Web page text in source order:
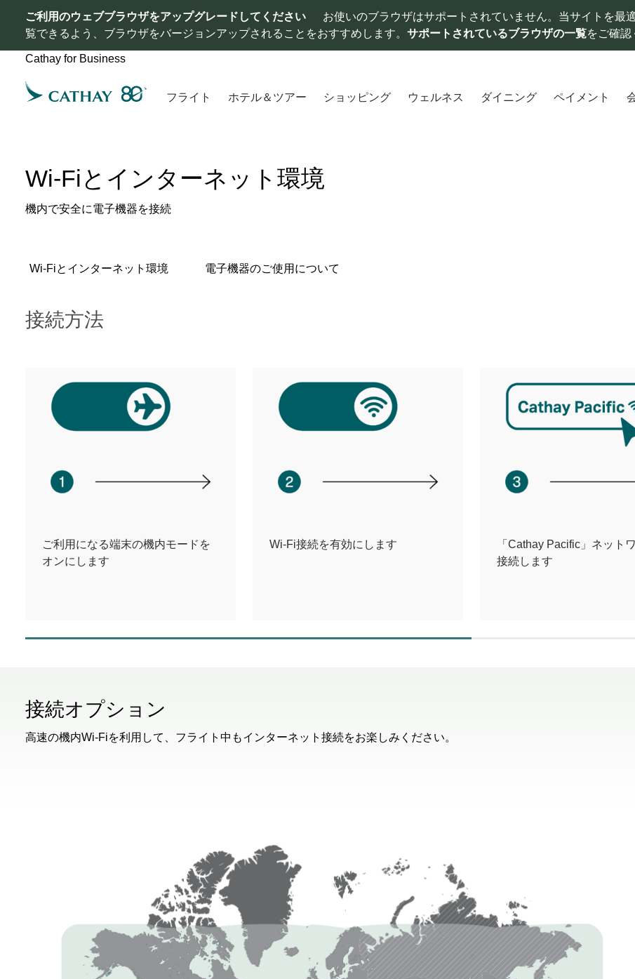
ご利用のウェブブラウザをアップグレードしてください
お使いのブラウザはサポートされていません。当サイトを最
覧できるよう、ブラウザをバージョンアップされることをおすすめします。 サポートされているブラウザの一覧をご確認
Cathay for Business
フライト ホテル＆ツアー ショッピング ウェルネス ダイニング ペイメント
Wi-Fiとインターネット環境
機内で安全に電子機器を接続
Wi-Fiとインターネット環境 電子機器のご使用について
接続方法
ご利用になる端末の機内モードを
オンにします
Wi-Fi接続を有効にします
「Cathay Pacific」ネット
接続します
接続オプション
高速の機内Wi-Fiを利用して、フライト中もインターネット接続をお楽しみください。